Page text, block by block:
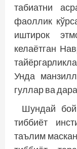
табиатни
фаоллик
иштирок
келаётган
Унда
гуллар ва
Шундай
тиббиёт
таълим